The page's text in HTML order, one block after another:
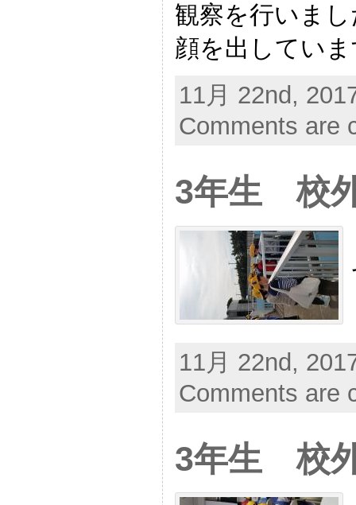
観察を行いま
顔を出してい
11月 22nd,
Comments are
3年生 校
11月 22nd,
Comments are
3年生 校